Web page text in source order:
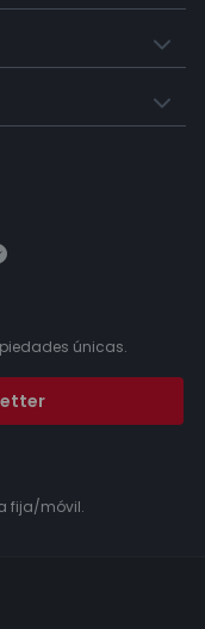
únicas.
fija/móvil.